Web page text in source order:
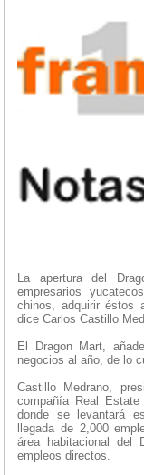
La apertura del
empresarios
chinos, adquirir éstos
dice Carlos Castillo
El Dragon Mart,
negocios al año, de lo
Castillo Medrano,
compañía Real
donde se levantará
llegada de 2,000
área habitacional del
empleos directos.